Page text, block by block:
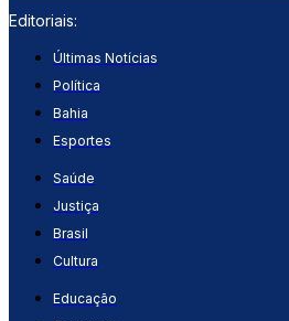
Editoriais:
Últimas Notícias
Política
Bahia
Esportes
Saúde
Justiça
Brasil
Cultura
Educação